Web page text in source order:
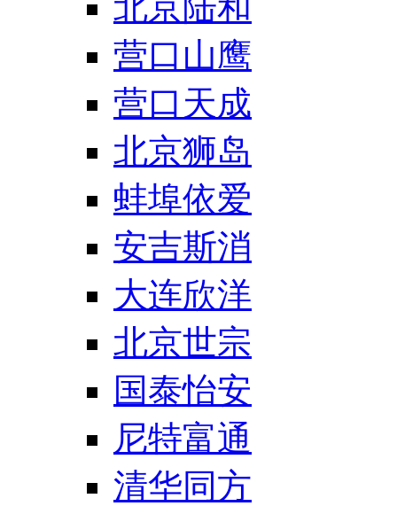
营口山鹰
营口天成
北京狮岛
蚌埠依爱
安吉斯消
大连欣洋
北京世宗
国泰怡安
尼特富通
清华同方